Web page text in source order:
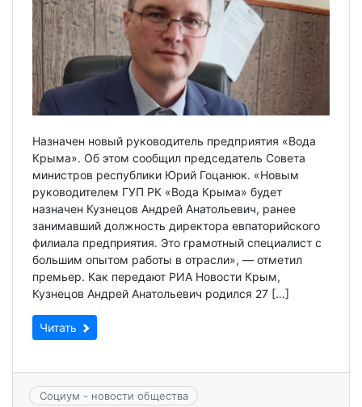
Назначен новый руководитель предприятия «Вода
Крыма». Об этом сообщил председатель Совета
министров республики Юрий Гоцанюк. «Новым
руководителем ГУП РК «Вода Крыма» будет
назначен Кузнецов Андрей Анатольевич, ранее
занимавший должность директора евпаторийского
филиала предприятия. Это грамотный специалист с
большим опытом работы в отрасли», — отметил
премьер. Как передают РИА Новости Крым,
Кузнецов Андрей Анатольевич родился 27 […]
Читать
Социум - новости общества